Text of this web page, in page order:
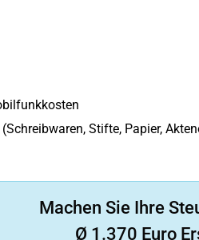
Stifte, Papier,
Machen Sie Ihre
Ø 1.370 Euro